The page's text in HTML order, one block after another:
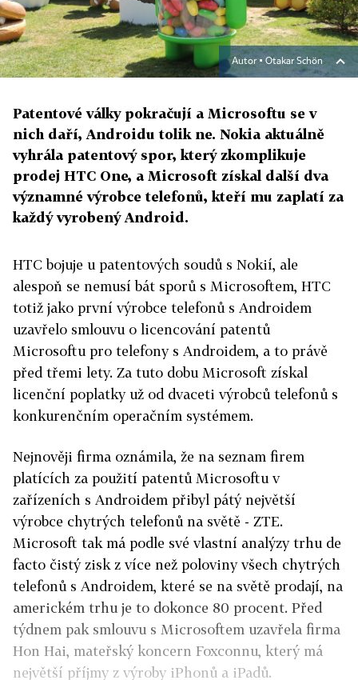
Autor ▪ Otakar Schön
Patentové války pokračují a Microsoftu se v
nich daří, Androidu tolik ne. Nokia aktuálně
vyhrála patentový spor, který zkomplikuje
prodej HTC One, a Microsoft získal další dva
významné výrobce telefonů, kteří mu zaplatí za
každý vyrobený Android.
HTC bojuje u patentových soudů s Nokií, ale
alespoň se nemusí bát sporů s Microsoftem, HTC
totiž jako první výrobce telefonů s Androidem
uzavřelo smlouvu o licencování patentů
Microsoftu pro telefony s Androidem, a to právě
před třemi lety. Za tuto dobu Microsoft získal
licenční poplatky už od dvaceti výrobců telefonů s
konkurenčním operačním systémem.
Nejnověji firma oznámila, že na seznam firem
platících za použití patentů Microsoftu v
zařízeních s Androidem přibyl pátý největší
výrobce chytrých telefonů na světě - ZTE.
Microsoft tak má podle své vlastní analýzy trhu de
facto čistý zisk z více než poloviny všech chytrých
telefonů s Androidem, které se na světě prodají, na
americkém trhu je to dokonce 80 procent. Před
týdnem pak smlouvu s Microsoftem uzavřela firma
Hon Hai, mateřský koncern Foxconnu, který má
největší příjmy z výroby iPhonů a iPadů.